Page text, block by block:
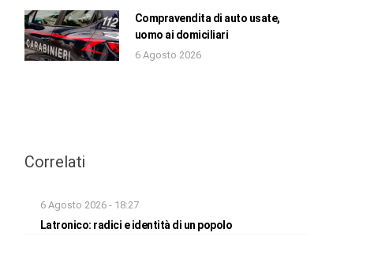
Compravendita di auto usate,
uomo ai domiciliari
6 Agosto 2026
Correlati
6 Agosto 2026 - 18:27
Latronico: radici e identità di un popolo